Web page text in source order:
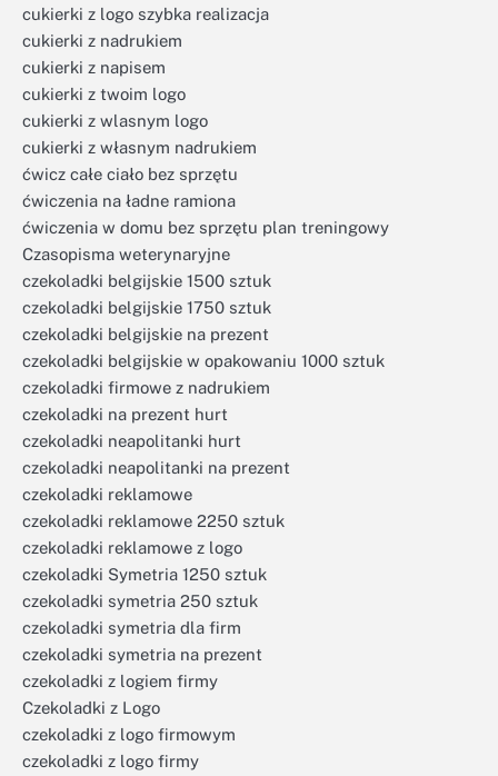
cukierki z logo szybka realizacja
cukierki z nadrukiem
cukierki z napisem
cukierki z twoim logo
cukierki z wlasnym logo
cukierki z własnym nadrukiem
ćwicz całe ciało bez sprzętu
ćwiczenia na ładne ramiona
ćwiczenia w domu bez sprzętu plan treningowy
Czasopisma weterynaryjne
czekoladki belgijskie 1500 sztuk
czekoladki belgijskie 1750 sztuk
czekoladki belgijskie na prezent
czekoladki belgijskie w opakowaniu 1000 sztuk
czekoladki firmowe z nadrukiem
czekoladki na prezent hurt
czekoladki neapolitanki hurt
czekoladki neapolitanki na prezent
czekoladki reklamowe
czekoladki reklamowe 2250 sztuk
czekoladki reklamowe z logo
czekoladki Symetria 1250 sztuk
czekoladki symetria 250 sztuk
czekoladki symetria dla firm
czekoladki symetria na prezent
czekoladki z logiem firmy
Czekoladki z Logo
czekoladki z logo firmowym
czekoladki z logo firmy